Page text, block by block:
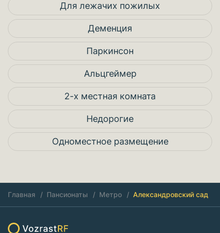
Для лежачих пожилых
Деменция
Паркинсон
Альцгеймер
2-х местная комната
Недорогие
Одноместное размещение
Главная Пансионаты Метро Александровский сад